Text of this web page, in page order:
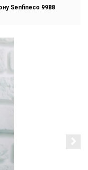
Senfineco 9988